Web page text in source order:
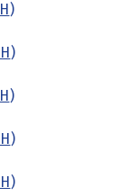
)
)
)
)
)